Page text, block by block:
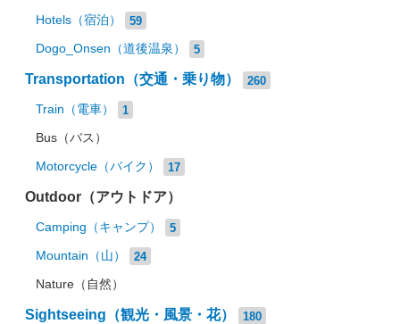
Hotels（宿泊） 59
Dogo_Onsen（道後温泉） 5
Transportation（交通・乗り物） 260
Train（電車） 1
Bus（バス）
Motorcycle（バイク） 17
Outdoor（アウトドア）
Camping（キャンプ） 5
Mountain（山） 24
Nature（自然）
Sightseeing（観光・風景・花） 180